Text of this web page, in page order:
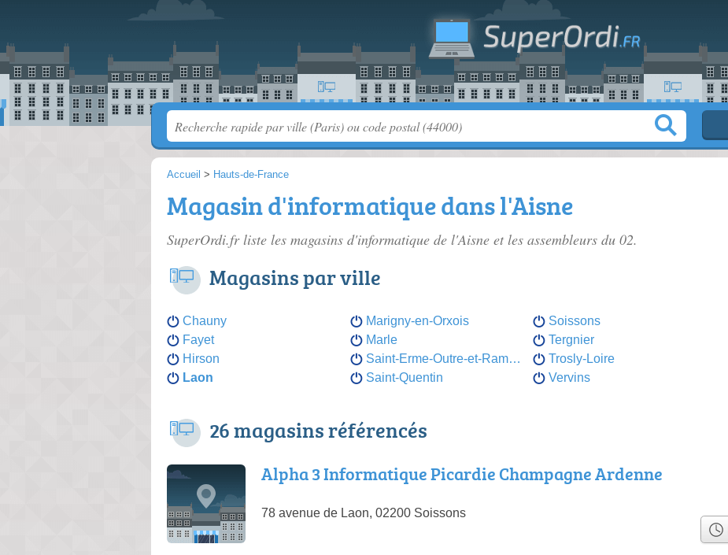
Accueil > Hauts-de-France
Magasin d'informatique dans l'Aisne
SuperOrdi.fr liste les magasins d'informatique de l'Aisne et les assembleurs du 02.
Magasins par ville
Chauny
Fayet
Hirson
Laon
Marigny-en-Orxois
Marle
Saint-Erme-Outre-et-Ramecourt
Saint-Quentin
Soissons
Tergnier
Trosly-Loire
Vervins
26 magasins référencés
Alpha 3 Informatique Picardie Champagne Ardenne
78 avenue de Laon, 02200 Soissons